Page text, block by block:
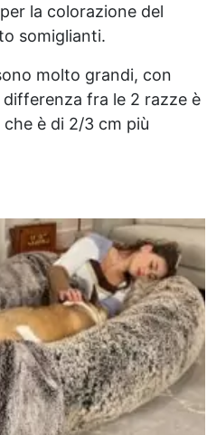
la colorazione del
somiglianti.
molto grandi, con
fra le 2 razze è
è di 2/3 cm più